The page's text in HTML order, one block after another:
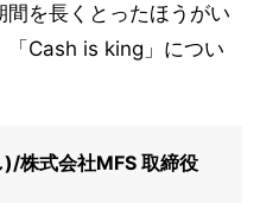
を長くとったほうがい
「Cash is king」につい
株式会社MFS 取締役